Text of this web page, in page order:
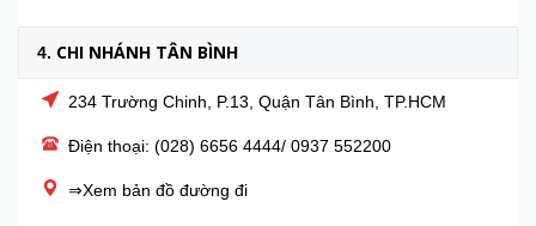
4. CHI NHÁNH TÂN BÌNH
234 Trường Chinh, P.13, Quận Tân Bình, TP.HCM
Điện thoại: (028) 6656 4444/ 0937 552200
⇒Xem bản đồ đường đi